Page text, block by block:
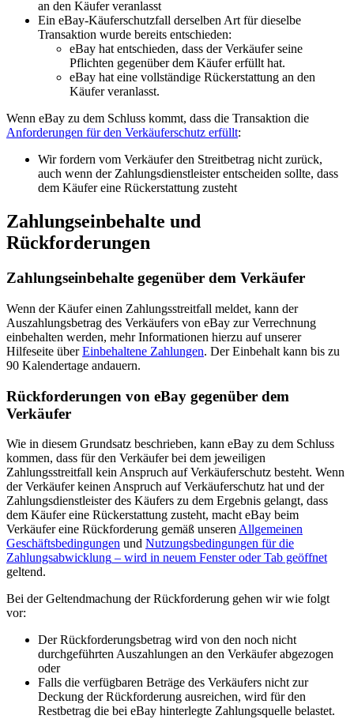
an den Käufer veranlasst
Ein eBay-Käuferschutzfall derselben Art für dieselbe
Transaktion wurde bereits entschieden:
eBay hat entschieden, dass der Verkäufer seine
Pflichten gegenüber dem Käufer erfüllt hat.
eBay hat eine vollständige Rückerstattung an den
Käufer veranlasst.
Wenn eBay zu dem Schluss kommt, dass die Transaktion die
Anforderungen für den Verkäuferschutz erfüllt:
Wir fordern vom Verkäufer den Streitbetrag nicht zurück,
auch wenn der Zahlungsdienstleister entscheiden sollte, dass
dem Käufer eine Rückerstattung zusteht
Zahlungseinbehalte und
Rückforderungen
Zahlungseinbehalte gegenüber dem Verkäufer
Wenn der Käufer einen Zahlungsstreitfall meldet, kann der
Auszahlungsbetrag des Verkäufers von eBay zur Verrechnung
einbehalten werden, mehr Informationen hierzu auf unserer
Hilfeseite überEinbehaltene Zahlungen. Der Einbehalt kann bis zu
90 Kalendertage andauern.
Rückforderungen von eBay gegenüber dem
Verkäufer
Wie in diesem Grundsatz beschrieben, kann eBay zu dem Schluss
kommen, dass für den Verkäufer bei dem jeweiligen
Zahlungsstreitfall kein Anspruch auf Verkäuferschutz besteht. Wenn
der Verkäufer keinen Anspruch auf Verkäuferschutz hat und der
Zahlungsdienstleister des Käufers zu dem Ergebnis gelangt, dass
dem Käufer eine Rückerstattung zusteht, macht eBay beim
Verkäufer eine Rückforderung gemäß unserenAllgemeinen
Geschäftsbedingungen und Nutzungsbedingungen für die
Zahlungsabwicklung – wird in neuem Fenster oder Tab geöffnet
geltend.
Bei der Geltendmachung der Rückforderung gehen wir wie folgt
vor:
Der Rückforderungsbetrag wird von den noch nicht
durchgeführten Auszahlungen an den Verkäufer abgezogen
oder
Falls die verfügbaren Beträge des Verkäufers nicht zur
Deckung der Rückforderung ausreichen, wird für den
Restbetrag die bei eBay hinterlegte Zahlungsquelle belastet.